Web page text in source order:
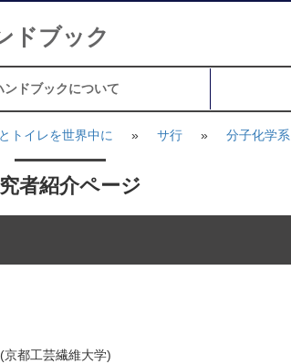
ドブック
ンドブックについて
トイレを世界中に » サ行 » 分子化学系
者紹介ページ
都工芸繊維大学)